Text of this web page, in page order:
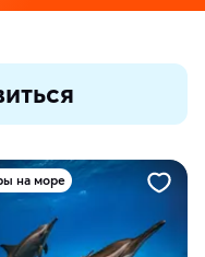
на море